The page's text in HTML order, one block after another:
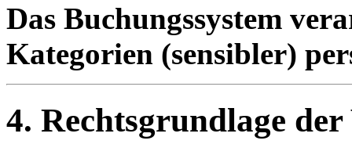
Das Buchungssystem
Kategorien (sensibler)
4. Rechtsgrundlage